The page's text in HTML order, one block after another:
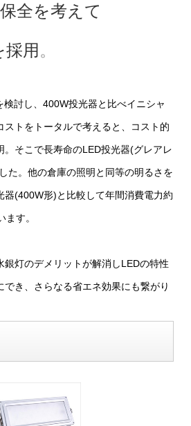
全を考えて
採用。
討し、400W投光器と比べイニシャ
ストをトータルで考えると、コスト的
。そこで長寿命のLED投光器(グレアレ
た。他の倉庫の照明と同等の明るさを
器(400W形)と比較して年間消費電力約
す。
銀灯のデメリットが解消しLEDの特性
でき、さらなる省エネ効果にも繋がり